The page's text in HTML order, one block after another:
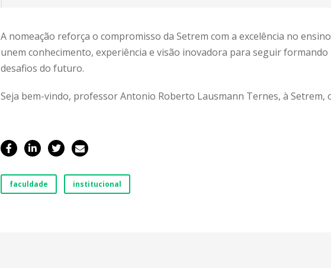
A nomeação reforça o compromisso da Setrem com a excelência no
unem conhecimento, experiência e visão inovadora para seguir
desafios do futuro.
Seja bem-vindo, professor Antonio Roberto Lausmann Ternes, à Setrem,
faculdade institucional